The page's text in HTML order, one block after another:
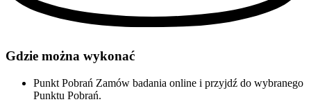
Gdzie można wykonać
Punkt Pobrań Zamów badania online i przyjdź do wybranego
Punktu Pobrań.